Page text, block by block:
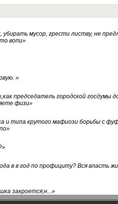
мусор, грести листву, не
вопи»
»
председатель городской госдумы
физи»
и типа крутого мафиози борьбы с
»
»
в в год по профициту? Вся власть
закроется,н...»